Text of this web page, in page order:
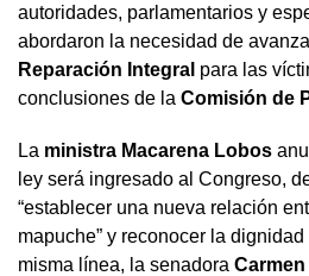
autoridades, parlamentarios y
abordaron la necesidad de
Reparación Integral para las
conclusiones de la Comisión de
La ministra Macarena Lobos
ley será ingresado al Congreso,
“establecer una nueva relación
mapuche” y reconocer la
misma línea, la senadora